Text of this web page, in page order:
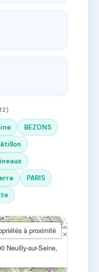
BEZONS
PARIS
Neuilly-sur-Seine,
×
à proximité